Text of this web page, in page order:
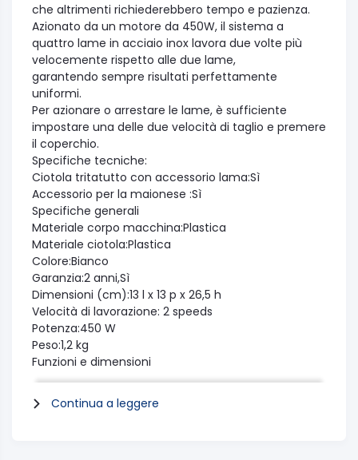
che altrimenti richiederebbero tempo e pazienza.
Azionato da un motore da 450W, il sistema a
quattro lame in acciaio inox lavora due volte più
velocemente rispetto alle due lame,
garantendo sempre risultati perfettamente
uniformi.
Per azionare o arrestare le lame, è sufficiente
impostare una delle due velocità di taglio e premere
il coperchio.
Specifiche tecniche:
Ciotola tritatutto con accessorio lama:Sì
Accessorio per la maionese :Sì
Specifiche generali
Materiale corpo macchina:Plastica
Materiale ciotola:Plastica
Colore:Bianco
Garanzia:2 anni,Sì
Dimensioni (cm):13 l x 13 p x 26,5 h
Velocità di lavorazione: 2 speeds
Potenza:450 W
Peso:1,2 kg
Funzioni e dimensioni
Possibile tritare il ghiaccio:Sì
Varie
Parti lavabili in lavastoviglie:Sì
Continua a leggere